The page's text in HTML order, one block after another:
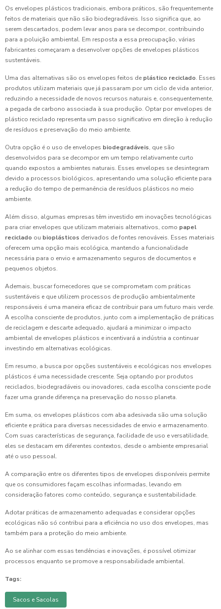
Os envelopes plásticos tradicionais, embora práticos, são frequentemente
feitos de materiais que não são biodegradáveis. Isso significa que, ao
serem descartados, podem levar anos para se decompor, contribuindo
para a poluição ambiental. Em resposta a essa preocupação, várias
fabricantes começaram a desenvolver opções de envelopes plásticos
sustentáveis.
Uma das alternativas são os envelopes feitos de plástico reciclado. Esses
produtos utilizam materiais que já passaram por um ciclo de vida anterior,
reduzindo a necessidade de novos recursos naturais e, consequentemente,
a pegada de carbono associada à sua produção. Optar por envelopes de
plástico reciclado representa um passo significativo em direção à redução
de resíduos e preservação do meio ambiente.
Outra opção é o uso de envelopes biodegradáveis, que são
desenvolvidos para se decompor em um tempo relativamente curto
quando expostos a ambientes naturais. Esses envelopes se desintegram
devido a processos biológicos, apresentando uma solução eficiente para
a redução do tempo de permanência de resíduos plásticos no meio
ambiente.
Além disso, algumas empresas têm investido em inovações tecnológicas
para criar envelopes que utilizam materiais alternativos, como papel
reciclado ou bioplásticos derivados de fontes renováveis. Esses materiais
oferecem uma opção mais ecológica, mantendo a funcionalidade
necessária para o envio e armazenamento seguros de documentos e
pequenos objetos.
Ademais, buscar fornecedores que se comprometam com práticas
sustentáveis e que utilizem processos de produção ambientalmente
responsáveis é uma maneira eficaz de contribuir para um futuro mais verde.
A escolha consciente de produtos, junto com a implementação de práticas
de reciclagem e descarte adequado, ajudará a minimizar o impacto
ambiental de envelopes plásticos e incentivará a indústria a continuar
investindo em alternativas ecológicas.
Em resumo, a busca por opções sustentáveis e ecológicas nos envelopes
plásticos é uma necessidade crescente. Seja optando por produtos
reciclados, biodegradáveis ou inovadores, cada escolha consciente pode
fazer uma grande diferença na preservação do nosso planeta.
Em suma, os envelopes plásticos com aba adesivada são uma solução
eficiente e prática para diversas necessidades de envio e armazenamento.
Com suas características de segurança, facilidade de uso e versatilidade,
eles se destacam em diferentes contextos, desde o ambiente empresarial
até o uso pessoal.
A comparação entre os diferentes tipos de envelopes disponíveis permite
que os consumidores façam escolhas informadas, levando em
consideração fatores como conteúdo, segurança e sustentabilidade.
Adotar práticas de armazenamento adequadas e considerar opções
ecológicas não só contribui para a eficiência no uso dos envelopes, mas
também para a proteção do meio ambiente.
Ao se alinhar com essas tendências e inovações, é possível otimizar
processos enquanto se promove a responsabilidade ambiental.
Tags:
Sacos e Sacolas